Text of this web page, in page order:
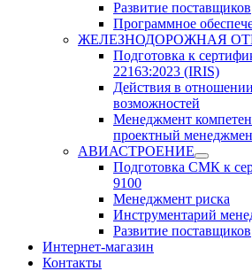
Развитие поставщиков
Программное
ЖЕЛЕЗНОДОРОЖНАЯ
Подготовка к
22163:2023 (IRIS)
Действия в
возможностей
Менеджмент
проектный
АВИАСТРОЕНИЕ
Подготовка СМК к
9100
Менеджмент риска
Инструментарий
Развитие поставщиков
Интернет-магазин
Контакты